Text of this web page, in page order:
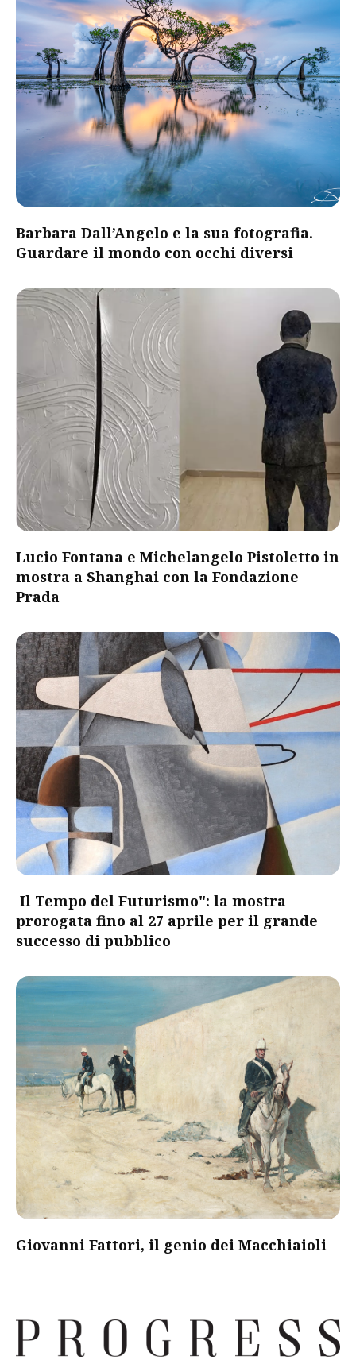
Barbara Dall’Angelo e la sua fotografia.
Guardare il mondo con occhi diversi
Lucio Fontana e Michelangelo Pistoletto in
mostra a Shanghai con la Fondazione
Prada
Il Tempo del Futurismo": la mostra
prorogata fino al 27 aprile per il grande
successo di pubblico
Giovanni Fattori, il genio dei Macchiaioli